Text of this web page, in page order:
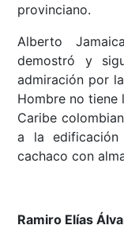
provinciano.
Alberto
demostró y
admiración por
Hombre no tiene
Caribe
a la edificación
cachaco con
Ramiro Elías